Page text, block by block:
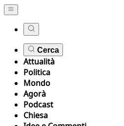
Cerca
Attualità
Politica
Mondo
Agorà
Podcast
Chiesa